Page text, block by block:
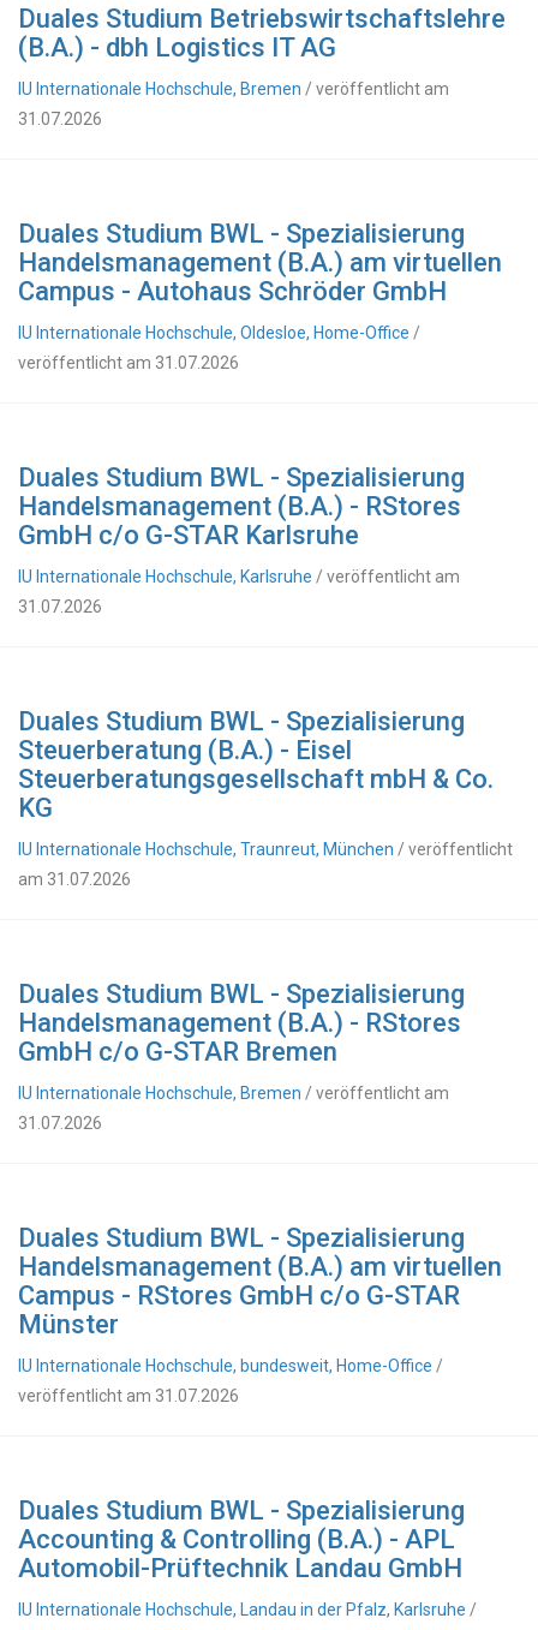
Duales Studium Betriebswirtschaftslehre
(B.A.) - dbh Logistics IT AG
IU Internationale Hochschule, Bremen / veröffentlicht am
31.07.2026
Duales Studium BWL - Spezialisierung
Handelsmanagement (B.A.) am virtuellen
Campus - Autohaus Schröder GmbH
IU Internationale Hochschule, Oldesloe, Home-Office /
veröffentlicht am 31.07.2026
Duales Studium BWL - Spezialisierung
Handelsmanagement (B.A.) - RStores
GmbH c/o G-STAR Karlsruhe
IU Internationale Hochschule, Karlsruhe / veröffentlicht am
31.07.2026
Duales Studium BWL - Spezialisierung
Steuerberatung (B.A.) - Eisel
Steuerberatungsgesellschaft mbH & Co.
KG
IU Internationale Hochschule, Traunreut, München / veröffentlicht
am 31.07.2026
Duales Studium BWL - Spezialisierung
Handelsmanagement (B.A.) - RStores
GmbH c/o G-STAR Bremen
IU Internationale Hochschule, Bremen / veröffentlicht am
31.07.2026
Duales Studium BWL - Spezialisierung
Handelsmanagement (B.A.) am virtuellen
Campus - RStores GmbH c/o G-STAR
Münster
IU Internationale Hochschule, bundesweit, Home-Office /
veröffentlicht am 31.07.2026
Duales Studium BWL - Spezialisierung
Accounting & Controlling (B.A.) - APL
Automobil-Prüftechnik Landau GmbH
IU Internationale Hochschule, Landau in der Pfalz, Karlsruhe /